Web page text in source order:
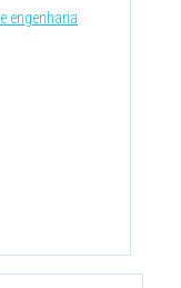
engenharia